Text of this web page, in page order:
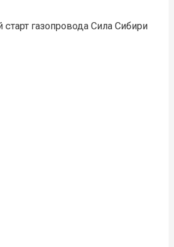
газопровода Сила Сибири